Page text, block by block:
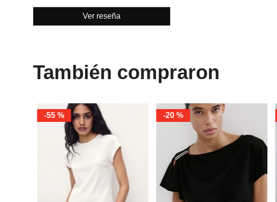
Ver reseña
También compraron
-55 % -20 %